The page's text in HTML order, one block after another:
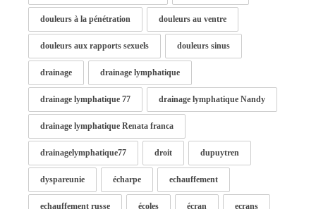
douleurs à la pénétration douleurs au ventre
douleurs aux rapports sexuels douleurs sinus
drainage drainage lymphatique
drainage lymphatique 77 drainage lymphatique Nandy
drainage lymphatique Renata franca
drainagelymphatique77 droit dupuytren
dyspareunie écharpe echauffement
echauffement russe écoles écran ecrans